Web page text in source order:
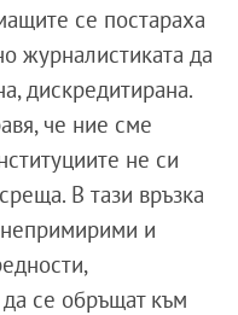
се постараха
журналистиката да
дискредитирана.
че ние сме
не си
В тази връзка
и
се обръщат към